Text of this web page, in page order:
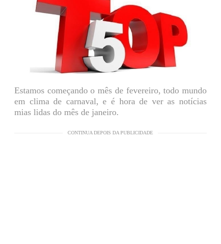
Estamos começando o mês de fevereiro, todo mundo
em clima de carnaval, e é hora de ver as notícias
mias lidas do mês de janeiro.
CONTINUA DEPOIS DA PUBLICIDADE